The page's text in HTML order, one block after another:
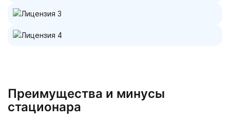
Преимущества и минусы
стационара